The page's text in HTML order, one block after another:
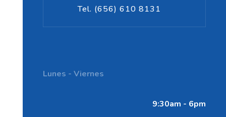
Tel. (656) 610 8131
Lunes - Viernes
9:30am - 6pm